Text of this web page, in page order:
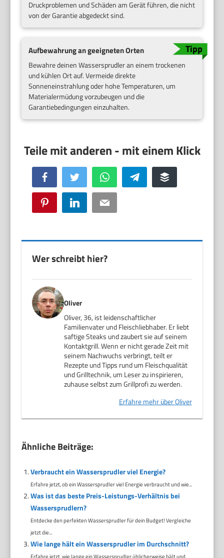
Druckproblemen und Schäden am Gerät führen, die nicht
von der Garantie abgedeckt sind.
Aufbewahrung an geeigneten Orten
Bewahre deinen Wassersprudler an einem trockenen
und kühlen Ort auf. Vermeide direkte
Sonneneinstrahlung oder hohe Temperaturen, um
Materialermüdung vorzubeugen und die
Garantiebedingungen einzuhalten.
Facebook Twitter WhatsApp Telegram Buffer
Pinterest LinkedIn Email
Wer schreibt hier?
Oliver
Oliver, 36, ist leidenschaftlicher
Familienvater und Fleischliebhaber. Er liebt
saftige Steaks und zaubert sie auf seinem
Kontaktgrill. Wenn er nicht gerade Zeit mit
seinem Nachwuchs verbringt, teilt er
Rezepte und Tipps rund um Fleischqualität
und Grilltechnik, um Leser zu inspirieren,
zuhause selbst zum Grillprofi zu werden.
Erfahre mehr über Oliver
Ähnliche Beiträge:
Verbraucht ein Wassersprudler viel Energie?
Erfahre jetzt, ob ein Wassersprudler viel Energie verbraucht und wie...
Was ist das beste Preis-Leistungs-Verhältnis bei
Wassersprudlern?
Entdecke den perfekten Wassersprudler für dein Budget! Vergleiche
jetzt die...
Wie lange hält ein Wassersprudler im Durchschnitt?
Erfahre jetzt, wie lange ein Wassersprudler üblicherweise hält und